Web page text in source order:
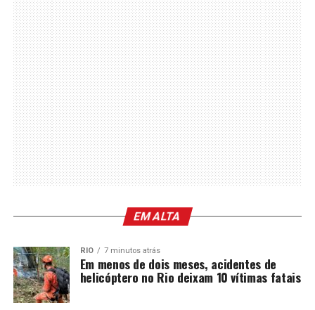
EM ALTA
RIO 7 minutos atrás
Em menos de dois meses, acidentes de
helicóptero no Rio deixam 10 vítimas fatais